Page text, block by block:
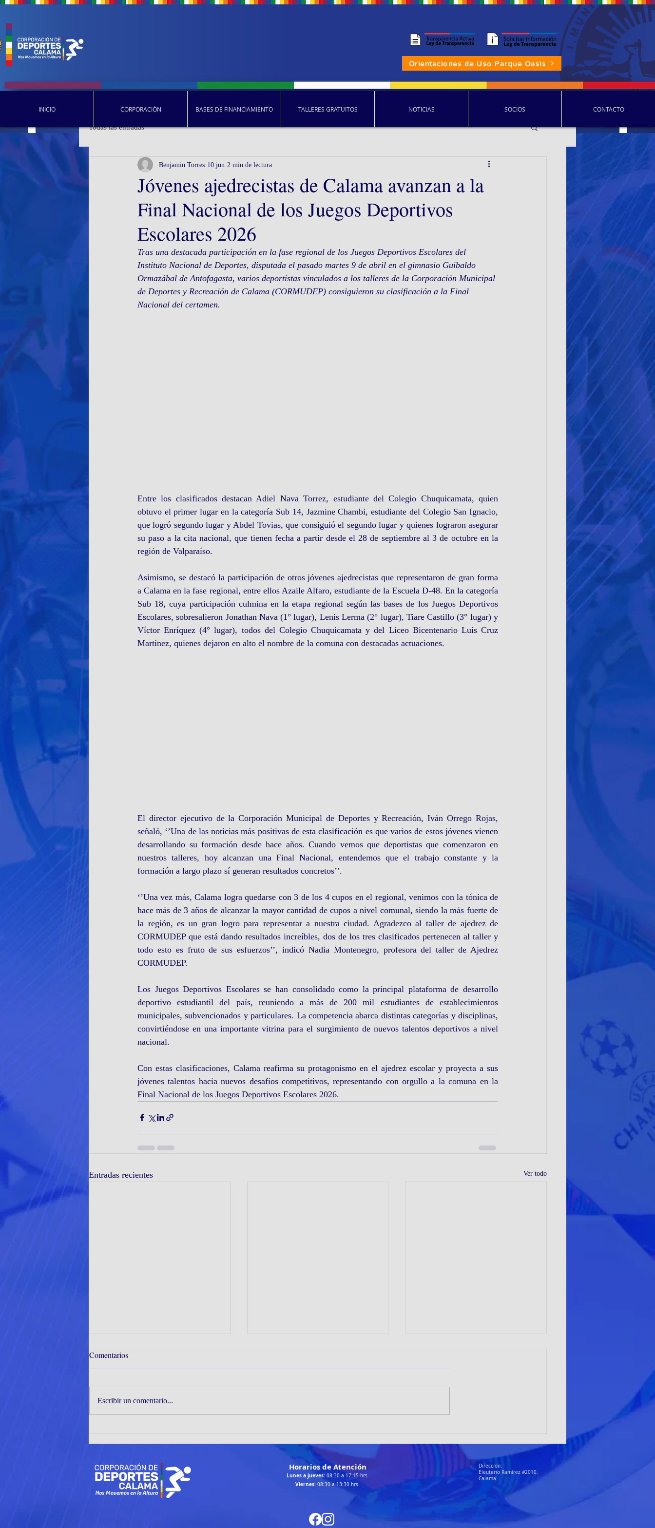
Orientaciones de Uso Parque Oasis
Todas las entradas
Jóvenes ajedrecistas de Calama avanzan a la
Final Nacional de los Juegos Deportivos
Escolares 2026
Benjamin Torres 10 jun 2 min de lectura
Tras una destacada participación en la fase regional de los Juegos Deportivos Escolares del
Instituto Nacional de Deportes, disputada el pasado martes 9 de abril en el gimnasio Guibaldo
Ormazábal de Antofagasta, varios deportistas vinculados a los talleres de la Corporación Municipal
de Deportes y Recreación de Calama (CORMUDEP) consiguieron su clasificación a la Final
Nacional del certamen.
Entre los clasificados destacan Adiel Nava Torrez, estudiante del Colegio Chuquicamata, quien
obtuvo el primer lugar en la categoría Sub 14, Jazmine Chambi, estudiante del Colegio San Ignacio,
que logró segundo lugar y Abdel Tovias, que consiguió el segundo lugar y quienes lograron asegurar
su paso a la cita nacional, que tienen fecha a partir desde el 28 de septiembre al 3 de octubre en la
región de Valparaíso.
Asimismo, se destacó la participación de otros jóvenes ajedrecistas que representaron de gran forma
a Calama en la fase regional, entre ellos Azaile Alfaro, estudiante de la Escuela D-48. En la categoría
Sub 18, cuya participación culmina en la etapa regional según las bases de los Juegos Deportivos
Escolares, sobresalieron Jonathan Nava (1° lugar), Lenis Lerma (2° lugar), Tiare Castillo (3° lugar) y
Víctor Enríquez (4° lugar), todos del Colegio Chuquicamata y del Liceo Bicentenario Luis Cruz
Martínez, quienes dejaron en alto el nombre de la comuna con destacadas actuaciones.
El director ejecutivo de la Corporación Municipal de Deportes y Recreación, Iván Orrego Rojas,
señaló, ‘’Una de las noticias más positivas de esta clasificación es que varios de estos jóvenes vienen
desarrollando su formación desde hace años. Cuando vemos que deportistas que comenzaron en
nuestros talleres, hoy alcanzan una Final Nacional, entendemos que el trabajo constante y la
formación a largo plazo sí generan resultados concretos’’.
‘’Una vez más, Calama logra quedarse con 3 de los 4 cupos en el regional, venimos con la tónica de
hace más de 3 años de alcanzar la mayor cantidad de cupos a nivel comunal, siendo la más fuerte de
la región, es un gran logro para representar a nuestra ciudad. Agradezco al taller de ajedrez de
CORMUDEP que está dando resultados increíbles, dos de los tres clasificados pertenecen al taller y
todo esto es fruto de sus esfuerzos’’, indicó Nadia Montenegro, profesora del taller de Ajedrez
CORMUDEP.
Los Juegos Deportivos Escolares se han consolidado como la principal plataforma de desarrollo
deportivo estudiantil del país, reuniendo a más de 200 mil estudiantes de establecimientos
municipales, subvencionados y particulares. La competencia abarca distintas categorías y disciplinas,
convirtiéndose en una importante vitrina para el surgimiento de nuevos talentos deportivos a nivel
nacional.
Con estas clasificaciones, Calama reafirma su protagonismo en el ajedrez escolar y proyecta a sus
jóvenes talentos hacia nuevos desafíos competitivos, representando con orgullo a la comuna en la
Final Nacional de los Juegos Deportivos Escolares 2026.
Entradas recientes Ver todo
CORMUDEP DESTACAN EN
Y 2
DESTACAN EN LA RUTA
CHANGA 2026 DE TALTAL
brillan en Vallenar y proyectan a
Calama como sede nacional
Comentarios
Escribir un comentario...
INICIO CORPORACIÓN BASES DE FINANCIAMIENTO TALLERES GRATUITOS NOTICIAS SOCIOS CONTACTO
Horarios de Atención
Lunes a jueves: 08:30 a 17:15 hrs.
Viernes: 08:30 a 13:30 hrs.
Dirección:
Eleuterio Ramírez #2010,
Calama